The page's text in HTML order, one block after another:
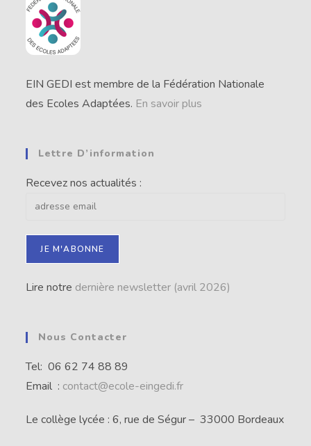
EIN GEDI est membre de la Fédération Nationale
des Ecoles Adaptées. En savoir plus
Lettre D’information
Recevez nos actualités :
Lire notre dernière newsletter (avril 2026)
Nous Contacter
Tel: 06 62 74 88 89
Email : contact@ecole-eingedi.fr
Le collège lycée : 6, rue de Ségur – 33000 Bordeaux